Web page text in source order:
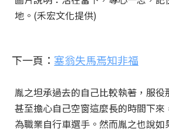
地。(禾宏文化提供)
下一頁： 塞翁失馬焉知非福
胤之坦承過去的自己比較執著，服役
甚至擔心自己空窗這麼長的時間下來
為職業自行車選手。然而胤之也說如